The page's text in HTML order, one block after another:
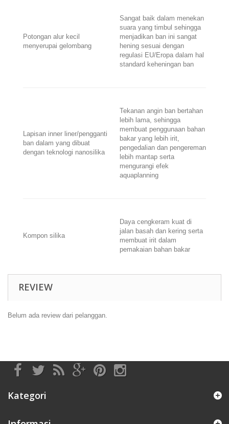
Potongan alur kecil
menyerupai gelombang
Sangat baik dalam menekan
suara yang timbul sehingga
menjadikan ban ini sangat
hening sesuai dengan
regulasi EU/Eropa dalam hal
standard keheningan ban
Lapisan inner liner/pengganti
ban dalam yang dibuat
dengan teknologi nanosilika
Tekanan angin ban bertahan
lebih lama, sehingga
membuat penggunaan bahan
bakar yang lebih irit,
pengedalian dan pengereman
lebih mantap serta
mengurangi efek
aquaplanning
Kompon silika
Daya cengkeram kuat di
jalan basah dan kering serta
membuat irit dalam
pemakaian bahan bakar
REVIEW
Belum ada review dari pelanggan.
Kategori